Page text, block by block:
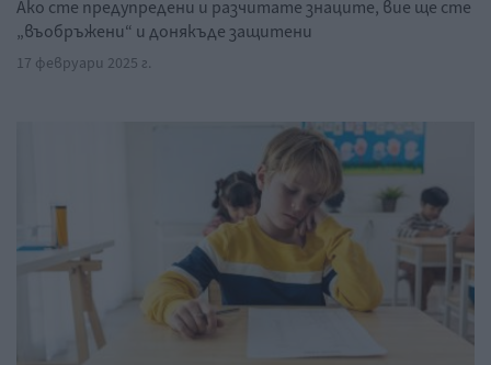
Ако сте предупредени и разчитате знаците, вие ще сте
„въобръжени“ и донякъде защитени
17 февруари 2025 г.